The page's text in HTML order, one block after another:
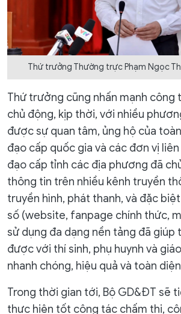
Thứ trưởng Thường trực Phạm Ngọc
Thứ trưởng cũng nhấn mạnh công
chủ động, kịp thời, với nhiều
được sự quan tâm, ủng hộ của
đạo cấp quốc gia và các đơn vị liên
đạo cấp tỉnh các địa phương đã
thông tin trên nhiều kênh truyền
truyền hình, phát thanh, và đặc
số (website, fanpage chính thức,
sử dụng đa dạng nền tảng đã giúp
được với thí sinh, phụ huynh và
nhanh chóng, hiệu quả và toàn
Trong thời gian tới, Bộ GD&ĐT sẽ
thực hiện tốt công tác chấm thi,